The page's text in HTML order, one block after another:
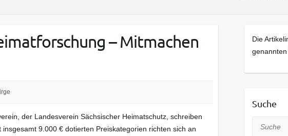
– Mitmachen
der Landesverein Sächsischer Heimatschutz, schreiben
9.000 € dotierten Preiskategorien richten sich an
Die
genannten
Suche
Suche